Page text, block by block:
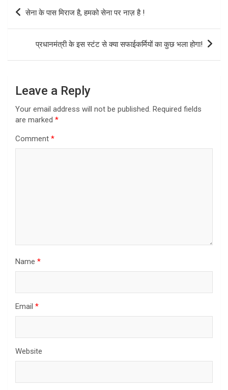
Post
सेना के पास मिराज है, हमको सेना पर नाज़ है !
प्रधानमंत्री के इस स्टंट से क्या सफाईकर्मियों का कुछ भला होगा!
Leave a Reply
Your email address will not be published. Required fields
are marked *
Comment *
Name *
Email *
Website